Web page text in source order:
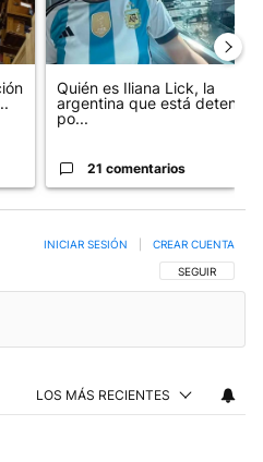
Quién es Iliana Lick, la
argentina que está detenida
po...
21 comentarios
SIGA ESTA
SEGUIR
INICIAR SESIÓN CREAR CUENTA
LOS MÁS RECIENTES